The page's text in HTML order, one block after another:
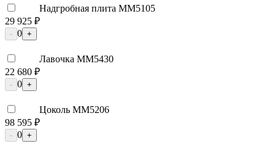
Надгробная плита ММ5105
29 925 ₽
- 0 +
Лавочка ММ5430
22 680 ₽
- 0 +
Цоколь ММ5206
98 595 ₽
- 0 +